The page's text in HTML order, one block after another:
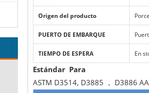
Origen del producto
PUERTO DE EMBARQUE
TIEMPO DE ESPERA En
Estándar Para
ASTM D3514, D3885 ， D3886